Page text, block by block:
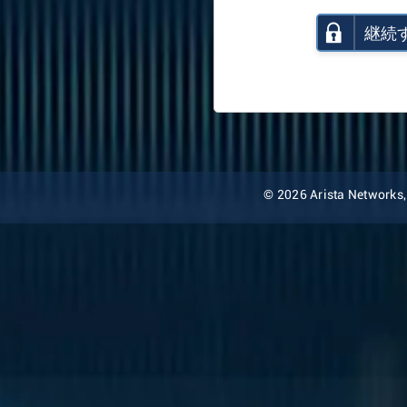
継続
© 2026 Arista